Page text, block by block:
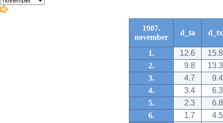
1907.
november
d_ta d_tx
1. 12.6
15.8
2.
9.8
13.3
3.
4.7
9.4
4.
3.4
6.3
5.
2.3
6.8
6.
1.7
4.5